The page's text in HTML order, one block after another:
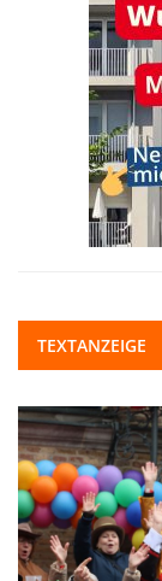
TEXTANZEIGE